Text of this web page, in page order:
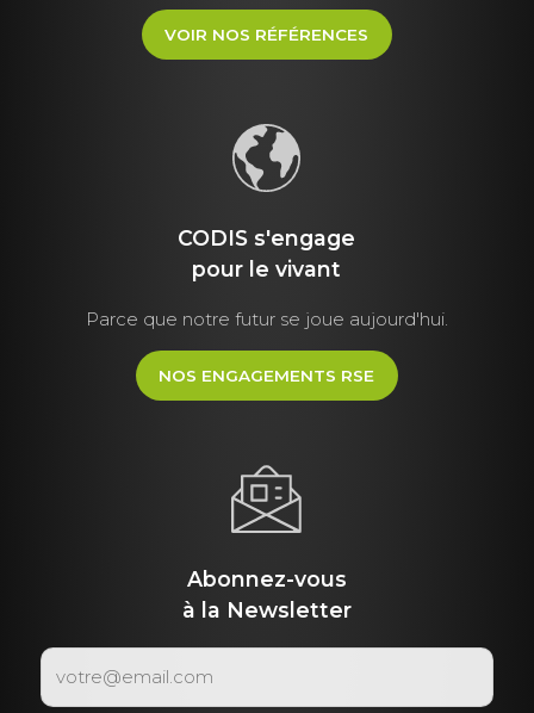
VOIR NOS RÉFÉRENCES
CODIS s'engage
pour le vivant
Parce que notre futur se joue aujourd'hui.
NOS ENGAGEMENTS RSE
Abonnez-vous
à la Newsletter